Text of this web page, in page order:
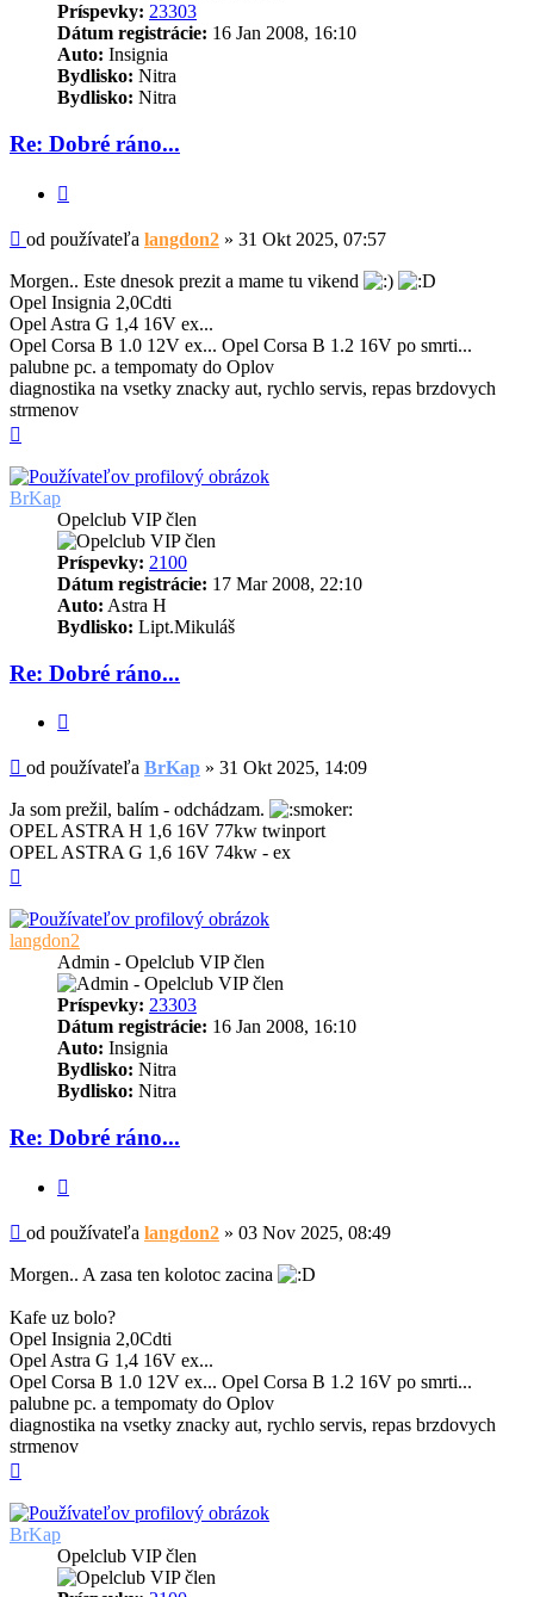
Príspevky: 23303
Dátum registrácie: 16 Jan 2008, 16:10
Auto: Insignia
Bydlisko: Nitra
Bydlisko: Nitra
Re: Dobré ráno...
Príspevok
od používateľa langdon2 » 31 Okt 2025, 07:57
Morgen.. Este dnesok prezit a mame tu vikend
Opel Insignia 2,0Cdti
Opel Astra G 1,4 16V ex...
Opel Corsa B 1.0 12V ex... Opel Corsa B 1.2 16V po smrti...
palubne pc. a tempomaty do Oplov
diagnostika na vsetky znacky aut, rychlo servis, repas brzdovych
strmenov
BrKap
Opelclub VIP člen
Príspevky: 2100
Dátum registrácie: 17 Mar 2008, 22:10
Auto: Astra H
Bydlisko: Lipt.Mikuláš
Re: Dobré ráno...
Príspevok
od používateľa BrKap » 31 Okt 2025, 14:09
Ja som prežil, balím - odchádzam.
OPEL ASTRA H 1,6 16V 77kw twinport
OPEL ASTRA G 1,6 16V 74kw - ex
langdon2
Admin - Opelclub VIP člen
Príspevky: 23303
Dátum registrácie: 16 Jan 2008, 16:10
Auto: Insignia
Bydlisko: Nitra
Bydlisko: Nitra
Re: Dobré ráno...
Príspevok
od používateľa langdon2 » 03 Nov 2025, 08:49
Morgen.. A zasa ten kolotoc zacina
Kafe uz bolo?
Opel Insignia 2,0Cdti
Opel Astra G 1,4 16V ex...
Opel Corsa B 1.0 12V ex... Opel Corsa B 1.2 16V po smrti...
palubne pc. a tempomaty do Oplov
diagnostika na vsetky znacky aut, rychlo servis, repas brzdovych
strmenov
BrKap
Opelclub VIP člen